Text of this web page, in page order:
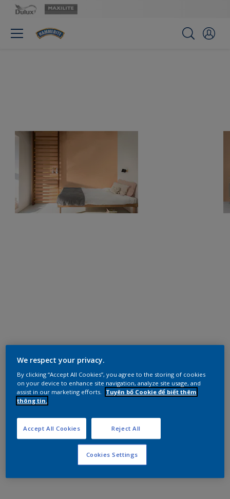
We respect your privacy.
By clicking “Accept All Cookies”, you agree to the storing of cookies
on your device to enhance site navigation, analyze site usage, and
assist in our marketing efforts.
Tuyên bố Cookie để biết thêm
thông tin.
Reject All
Accept All Cookies
Cookies Settings